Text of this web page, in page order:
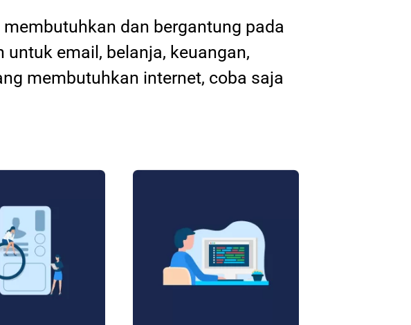
dan bergantung pada
email, belanja, keuangan,
membutuhkan internet, coba saja